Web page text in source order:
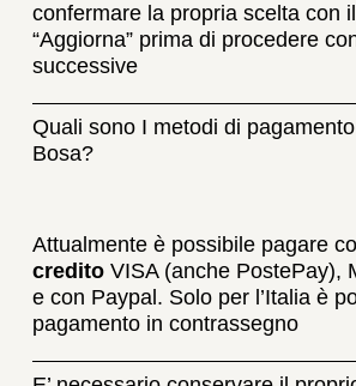
confermare la propria scelta con
“Aggiorna” prima di procedere
successive
Quali sono I metodi di
Bosa?
Attualmente è possibile pagare
credito VISA (anche PostePay),
e con Paypal. Solo per l’Italia è
pagamento in contrassegno